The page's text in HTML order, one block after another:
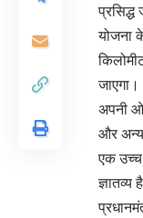
योजना
अपनी
और अन्य
एक उच्च
ज्ञातव्य